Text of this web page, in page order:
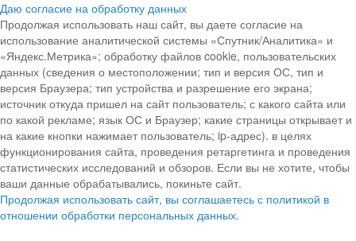
Даю согласие на обработку данных
Продолжая использовать наш сайт, вы даете согласие на
использование аналитической системы «Спутник/Аналитика» и
«Яндекс.Метрика»; обработку файлов cookie, пользовательских
данных (сведения о местоположении; тип и версия ОС, тип и
версия Браузера; тип устройства и разрешение его экрана;
источник откуда пришел на сайт пользователь; с какого сайта или
по какой рекламе; язык ОС и Браузер; какие страницы открывает и
на какие кнопки нажимает пользователь; ip-адрес). в целях
функционирования сайта, проведения ретаргетинга и проведения
статистических исследований и обзоров. Если вы не хотите, чтобы
ваши данные обрабатывались, покиньте сайт.
Продолжая использовать сайт, вы соглашаетесь с политикой в
отношении обработки персональных данных.